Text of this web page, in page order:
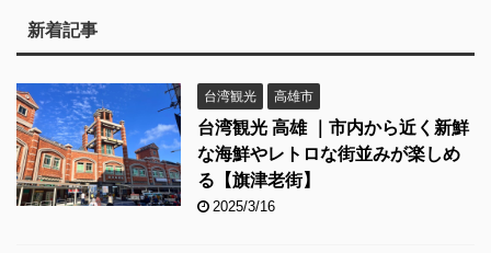
新着記事
台湾観光 高雄市
台湾観光 高雄 ｜市内から近く新鮮
な海鮮やレトロな街並みが楽しめ
る【旗津老街】
2025/3/16